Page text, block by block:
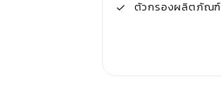
ตัวกรองผลิตภัณฑ์